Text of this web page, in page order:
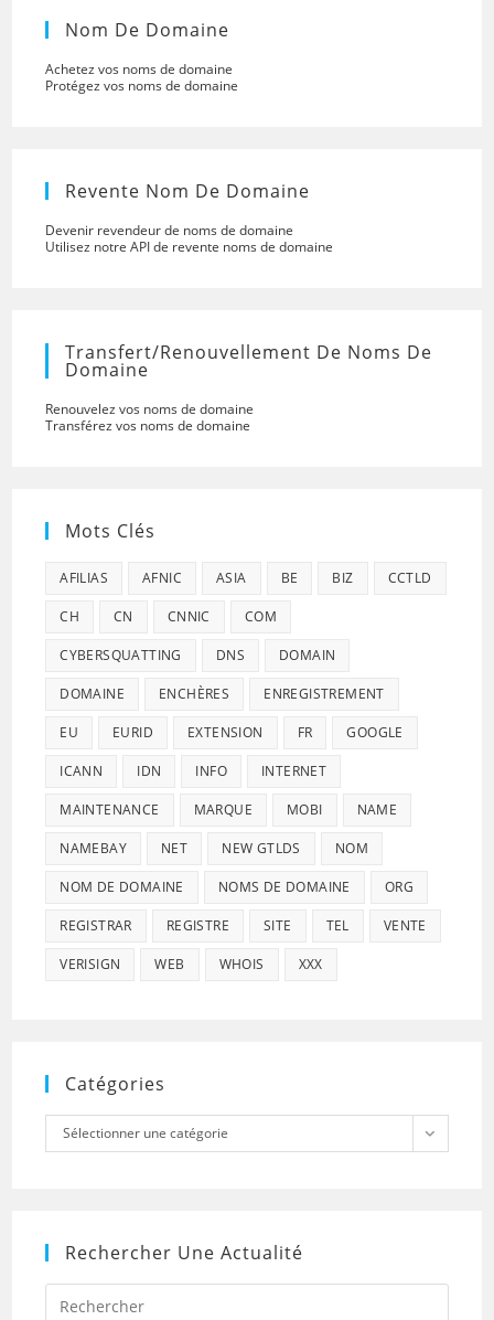
Nom De Domaine
Achetez vos noms de domaine
Protégez vos noms de domaine
Revente Nom De Domaine
Devenir revendeur de noms de domaine
Utilisez notre API de revente noms de domaine
Transfert/renouvellement De Noms De
Domaine
Renouvelez vos noms de domaine
Transférez vos noms de domaine
Mots Clés
AFILIAS AFNIC ASIA BE BIZ CCTLD
CH CN CNNIC COM
CYBERSQUATTING DNS DOMAIN
DOMAINE ENCHÈRES ENREGISTREMENT
EU EURID EXTENSION FR GOOGLE
ICANN IDN INFO INTERNET
MAINTENANCE MARQUE MOBI NAME
NAMEBAY NET NEW GTLDS NOM
NOM DE DOMAINE NOMS DE DOMAINE ORG
REGISTRAR REGISTRE SITE TEL VENTE
VERISIGN WEB WHOIS XXX
Catégories
Catégories
Sélectionner une catégorie
Rechercher Une Actualité
Press